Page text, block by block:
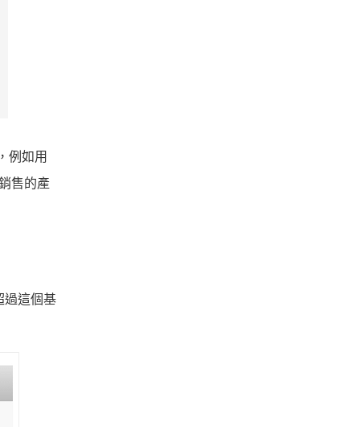
例如用
售的產
過這個基